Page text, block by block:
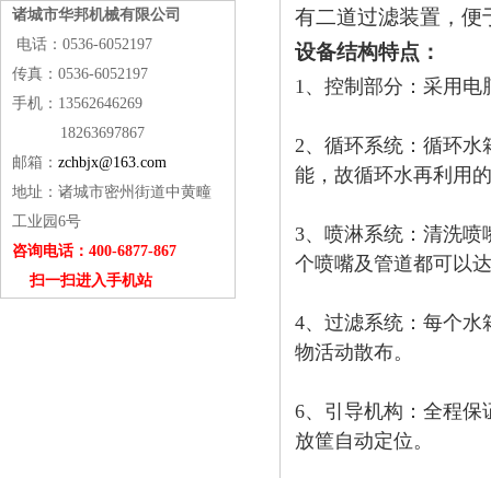
诸城市华邦机械有限公司
电话：0536-6052197
传真：0536-6052197
手机：13562646269
18263697867
邮箱： zchbjx@163.com
地址：诸城市密州街道中黄疃
工业园6号
咨询电话：400-6877-867
扫一扫进入手机站
有二道过滤装置，便
设备结构特点：
1、控制部分：采用
2、循环系统：循环
能，故循环水再利用
3、喷淋系统：清洗喷
个喷嘴及管道都可以
4、过滤系统：每个
物活动散布。
6、引导机构：全程
放筐自动定位。